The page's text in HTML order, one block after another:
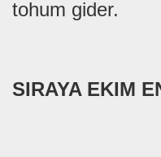
tohum gider.
SIRAYA EKIM